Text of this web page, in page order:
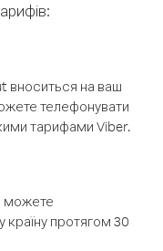
вноситься на ваш
телефонувати
тарифами Viber.
можете
країну протягом 30